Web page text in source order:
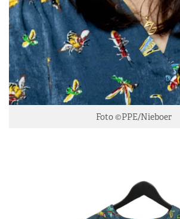
Foto ©PPE/Nieboer